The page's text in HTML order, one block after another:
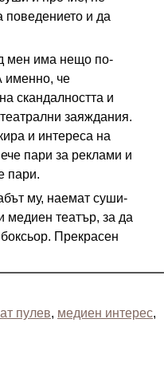
поведението и да
мен има нещо по-
именно, че
скандалността и
заяждания.
и интереса на
пари за реклами и
пари.
му, наемат суши-
медиен театър, за да
Прекрасен
пулев, медиен интерес,